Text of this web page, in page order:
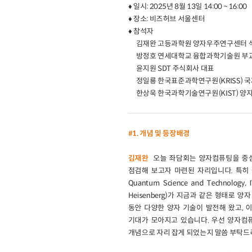
♦ 일시: 2025년 8월 13일 14:00 ~ 16:00
♦ 장소: 비즈허브 서울센터
♦ 참석자
김재완 고등과학원 양자우주연구센터
방정호 연세대학교 융합과학기술원 부
윤지원 SDT 주식회사 대표
정일룡 한국표준과학연구원(KRISS)
한상욱 한국과학기술연구원(KIST) 양
#1. 개념 및 등장배경
김재완 오늘 좌담회는 양자컴퓨팅을 중
점검해 보고자 마련된 자리입니다. 특
Quantum Science and Technology,
Heisenberg)가 지금과 같은 형태로 양
동안 다양한 양자 기술이 발전해 왔고,
기대가 모아지고 있습니다. 우선 양자
개념으로 자리 잡게 되었는지 말씀 부탁